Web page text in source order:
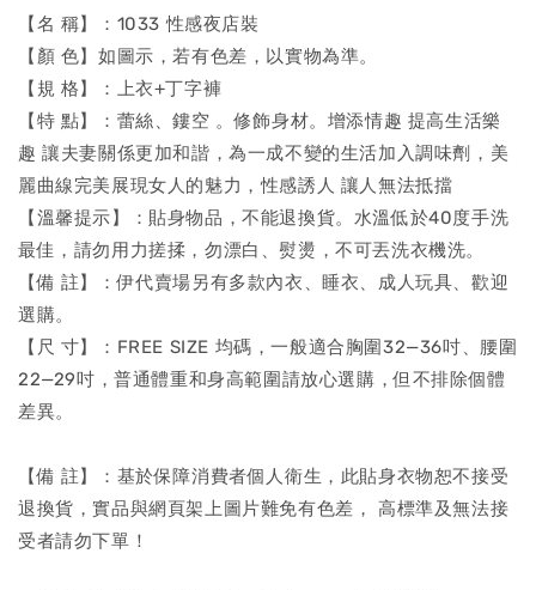
【名 稱】：1033 性感夜店裝
【顏 色】如圖示，若有色差，以實物為準。
【規 格】：上衣+丁字褲
【特 點】：蕾絲、鏤空 。修飾身材。增添情趣 提高生活樂
趣 讓夫妻關係更加和諧，為一成不變的生活加入調味劑，美
麗曲線完美展現女人的魅力，性感誘人 讓人無法抵擋
【溫馨提示】：貼身物品，不能退換貨。水溫低於40度手洗
最佳，請勿用力搓揉，勿漂白、熨燙，不可丟洗衣機洗。
【備 註】：伊代賣場另有多款內衣、睡衣、成人玩具、歡迎
選購。
【尺 寸】：FREE SIZE 均碼，一般適合胸圍32—36吋、腰圍
22—29吋，普通體重和身高範圍請放心選購，但不排除個體
差異。
【備 註】：基於保障消費者個人衛生，此貼身衣物恕不接受
退換貨，實品與網頁架上圖片難免有色差， 高標準及無法接
受者請勿下單！